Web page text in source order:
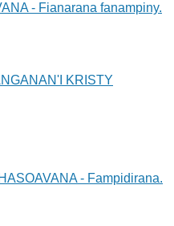
- Fianarana fanampiny.
KRISTY
- Fampidirana.